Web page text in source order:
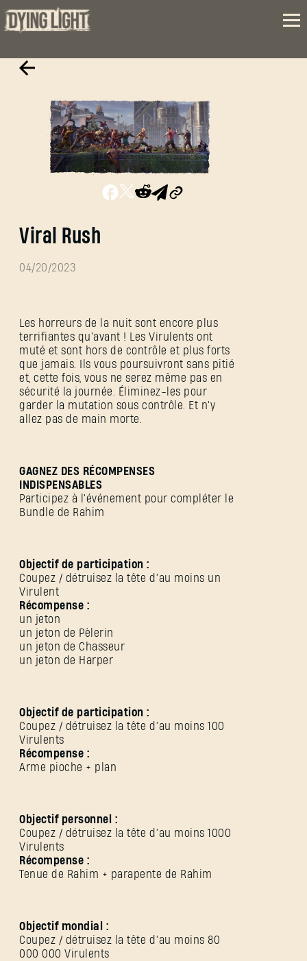
Viral Rush
04/20/2023
Les horreurs de la nuit sont encore plus
terrifiantes qu'avant ! Les Virulents ont
muté et sont hors de contrôle et plus forts
que jamais. Ils vous poursuivront sans pitié
et, cette fois, vous ne serez même pas en
sécurité la journée. Éliminez-les pour
garder la mutation sous contrôle. Et n'y
allez pas de main morte.
GAGNEZ DES RÉCOMPENSES
INDISPENSABLES
Participez à l'événement pour compléter le
Bundle de Rahim
Objectif de participation :
Coupez / détruisez la tête d’au moins un
Virulent
Récompense :
un jeton
un jeton de Pèlerin
un jeton de Chasseur
un jeton de Harper
Objectif de participation :
Coupez / détruisez la tête d’au moins 100
Virulents
Récompense :
Arme pioche + plan
Objectif personnel :
Coupez / détruisez la tête d’au moins 1000
Virulents
Récompense :
Tenue de Rahim + parapente de Rahim
Objectif mondial :
Coupez / détruisez la tête d’au moins 80
000 000 Virulents
SE CONNECTER